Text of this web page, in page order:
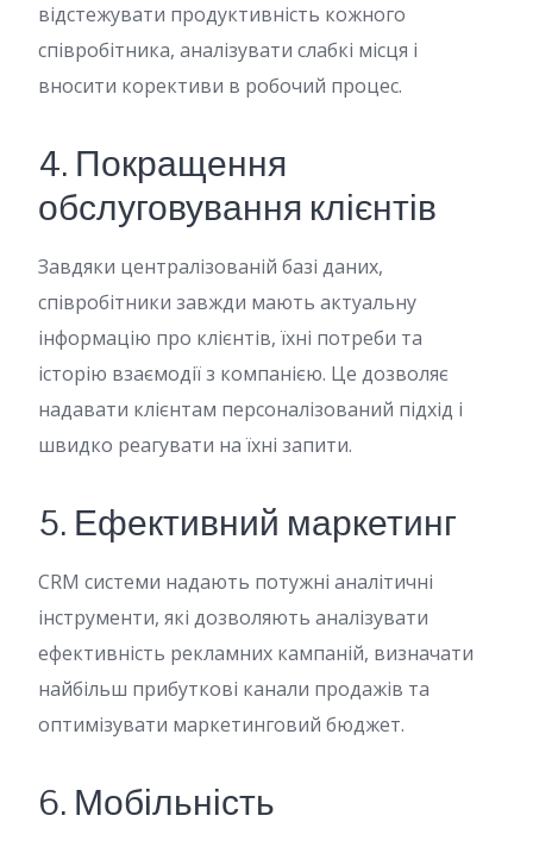
відстежувати продуктивність кожного
співробітника, аналізувати слабкі місця і
вносити корективи в робочий процес.
4. Покращення
обслуговування клієнтів
Завдяки централізованій базі даних,
співробітники завжди мають актуальну
інформацію про клієнтів, їхні потреби та
історію взаємодії з компанією. Це дозволяє
надавати клієнтам персоналізований підхід і
швидко реагувати на їхні запити.
5. Ефективний маркетинг
CRM системи надають потужні аналітичні
інструменти, які дозволяють аналізувати
ефективність рекламних кампаній, визначати
найбільш прибуткові канали продажів та
оптимізувати маркетинговий бюджет.
6. Мобільність